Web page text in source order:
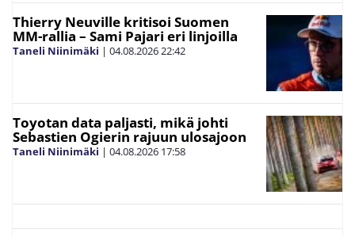
Thierry Neuville kritisoi Suomen
MM-rallia – Sami Pajari eri linjoilla
Taneli Niinimäki | 04.08.2026 22:42
Toyotan data paljasti, mikä johti
Sebastien Ogierin rajuun ulosajoon
Taneli Niinimäki | 04.08.2026 17:58